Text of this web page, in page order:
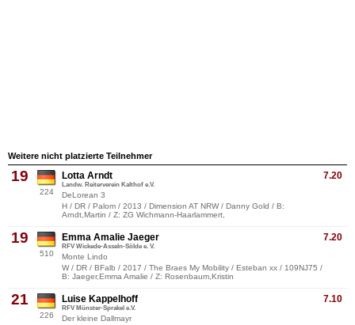
Weitere nicht platzierte Teilnehmer
19
224
7.20
Lotta Arndt
Landw. Reiterverein Kalthof e.V.
DeLorean 3
H / DR / Palom / 2013 / Dimension AT NRW / Danny Gold / B:
Arndt,Martin / Z: ZG Wichmann-Haarlammert,
19
510
7.20
Emma Amalie Jaeger
RFV Wickede-Asseln-Sölde e. V.
Monte Lindo
W / DR / BFalb / 2017 / The Braes My Mobility / Esteban xx / 109NJ75 /
B: Jaeger,Emma Amalie / Z: Rosenbaum,Kristin
21
226
7.10
Luise Kappelhoff
RFV Münster-Sprakel e.V.
Der kleine Dallmayr